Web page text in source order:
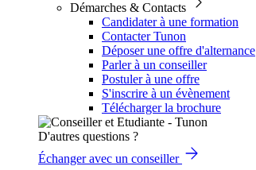
Démarches & Contacts
Candidater à une formation
Contacter Tunon
Déposer une offre d'alternance
Parler à un conseiller
Postuler à une offre
S'inscrire à un évènement
Télécharger la brochure
D'autres questions ?
Échanger avec un conseiller